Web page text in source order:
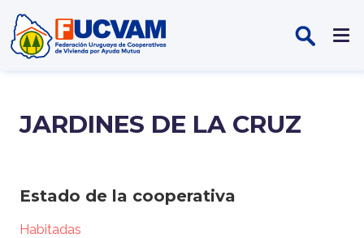
JARDINES DE LA CRUZ
Estado de la cooperativa
Habitadas